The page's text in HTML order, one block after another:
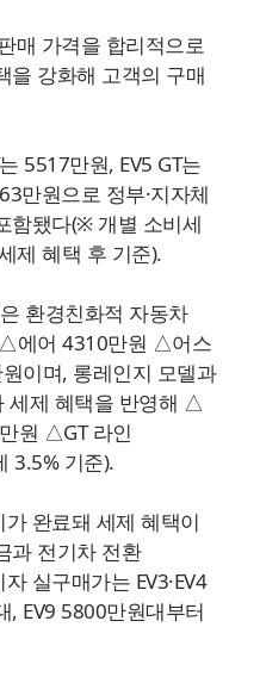
매 가격을 합리적으로
을 강화해 고객의 구매
5517만원, EV5 GT는
만원으로 정부·지자체
함됐다(※ 개별 소비세
제 혜택 후 기준).
환경친화적 자동차
에어 4310만원 △어스
이며, 롱레인지 모델과
세제 혜택을 반영해 △
원 △GT 라인
3.5% 기준).
완료돼 세제 혜택이
과 전기차 전환
실구매가는 EV3·EV4
, EV9 5800만원대부터